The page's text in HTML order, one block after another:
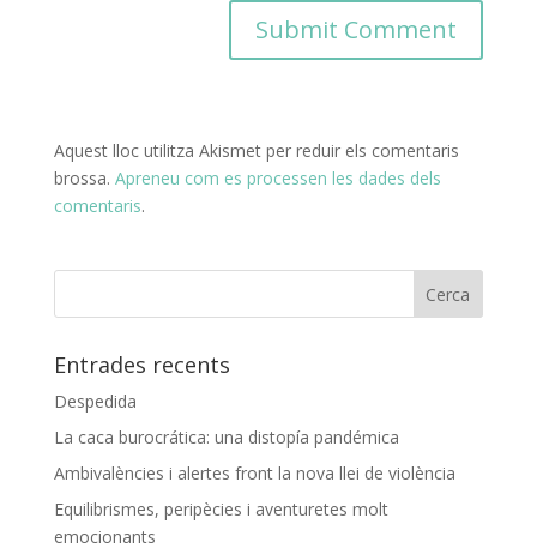
Aquest lloc utilitza Akismet per reduir els comentaris
brossa. Apreneu com es processen les dades dels
comentaris.
Entrades recents
Despedida
La caca burocrática: una distopía pandémica
Ambivalències i alertes front la nova llei de violència
Equilibrismes, peripècies i aventuretes molt
emocionants